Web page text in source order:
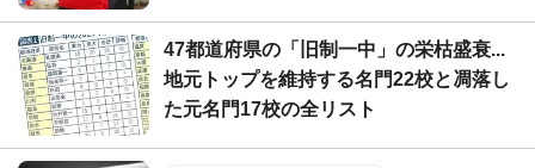
47都道府県の「旧制一中」の栄枯盛衰...
地元トップを維持する名門22校と凋落し
た元名門17校の全リスト